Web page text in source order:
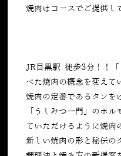
焼肉はコースでご提供し
JR目黒駅 徒歩3分！！
べた焼肉の概念を変えて
焼肉の定番であるタンを
「うしみつ一門」のホ
ていただけるように焼肉
新しい焼肉の形と秘伝の